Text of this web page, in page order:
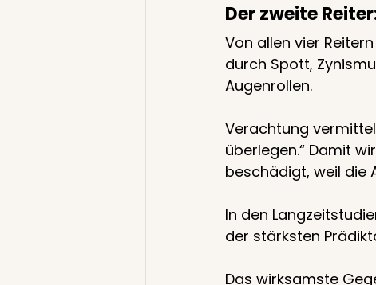
Der zweite
Von allen vier
durch Spott,
Augenrollen.
Verachtung
überlegen.“ Damit
beschädigt, weil die
In den
der stärksten
Das wirksamste